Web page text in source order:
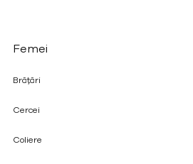
Femei
Brățări
Cercei
Coliere